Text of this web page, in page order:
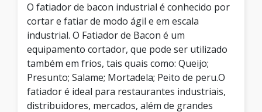
O fatiador de bacon industrial é conhecido por
cortar e fatiar de modo ágil e em escala
industrial. O Fatiador de Bacon é um
equipamento cortador, que pode ser utilizado
também em frios, tais quais como: Queijo;
Presunto; Salame; Mortadela; Peito de peru.O
fatiador é ideal para restaurantes industriais,
distribuidores, mercados, além de grandes